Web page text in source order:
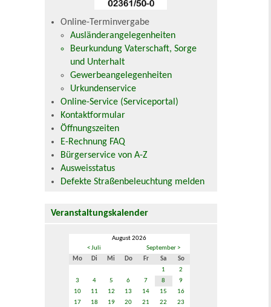
Online-Terminvergabe
Ausländerangelegenheiten
Beurkundung Vaterschaft, Sorge
und Unterhalt
Gewerbeangelegenheiten
Urkundenservice
Online-Service (Serviceportal)
Kontaktformular
Öffnungszeiten
E-Rechnung FAQ
Bürgerservice von A-Z
Ausweisstatus
Defekte Straßenbeleuchtung melden
Veranstaltungskalender
August 2026
< Juli
September >
Mo
Di Mi Do Fr Sa
So
1
2
3
4 5 6 7 8
9
10
11 12 13 14 15
16
17
18 19 20 21 22
23